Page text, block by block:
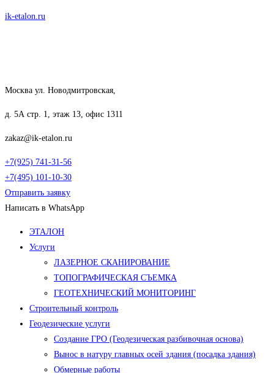
Перейти
ik-etalon.ru
Москва ул. Новодмитровская,
д. 5А стр. 1, этаж 13, офис 1311
zakaz@ik-etalon.ru
+7(925) 741-31-56
+7(495) 101-10-30
Отправить заявку
Написать в WhatsApp
Меню
ЭТАЛОН
Услуги
ЛАЗЕРНОЕ СКАНИРОВАНИЕ
ТОПОГРАФИЧЕСКАЯ СЪЕМКА
ГЕОТЕХНИЧЕСКИЙ МОНИТОРИНГ
Строительный контроль
Геодезические услуги
Создание ГРО (Геодезическая разбивочная основа)
Вынос в натуру главных осей здания (посадка здания)
Обмерные работы